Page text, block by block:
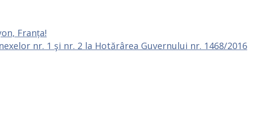
Franța!
nr. 1 şi nr. 2 la Hotărârea Guvernului nr. 1468/2016